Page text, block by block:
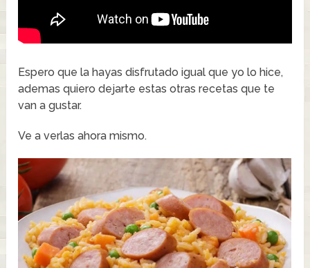
Espero que la hayas disfrutado igual que yo lo hice,
ademas quiero dejarte estas otras recetas que te
van a gustar.
Ve a verlas ahora mismo.